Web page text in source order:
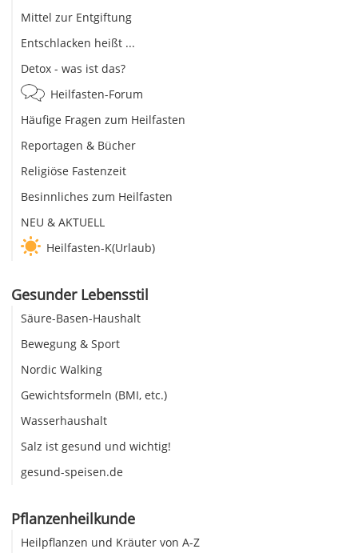
Mittel zur Entgiftung
Entschlacken heißt ...
Detox - was ist das?
Heilfasten-Forum
Häufige Fragen zum Heilfasten
Reportagen & Bücher
Religiöse Fastenzeit
Besinnliches zum Heilfasten
NEU & AKTUELL
Heilfasten-K(Urlaub)
Gesunder Lebensstil
Säure-Basen-Haushalt
Bewegung & Sport
Nordic Walking
Gewichtsformeln (BMI, etc.)
Wasserhaushalt
Salz ist gesund und wichtig!
gesund-speisen.de
Pflanzenheilkunde
Heilpflanzen und Kräuter von A-Z